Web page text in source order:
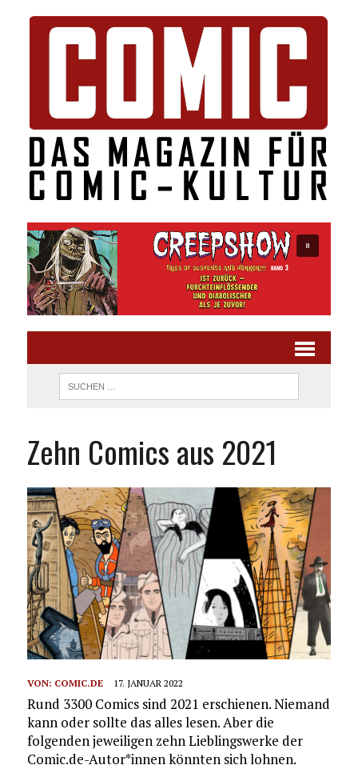
Zehn Comics aus 2021
VON: COMIC.DE 17. JANUAR 2022
Rund 3300 Comics sind 2021 erschienen. Niemand
kann oder sollte das alles lesen. Aber die
folgenden jeweiligen zehn Lieblingswerke der
Comic.de-Autor*innen könnten sich lohnen.